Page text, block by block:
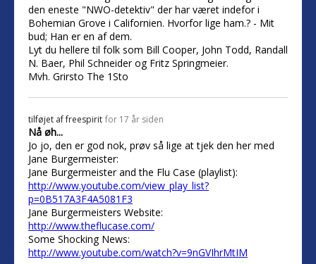
den eneste "NWO-detektiv" der har været indefor i
Bohemian Grove i Californien. Hvorfor lige ham.? - Mit
bud; Han er en af dem.
Lyt du hellere til folk som Bill Cooper, John Todd, Randall
N. Baer, Phil Schneider og Fritz Springmeier.
Mvh. Grirsto The 1Sto
tilføjet affreespirit for 17 år siden
Nå øh...
Jo jo, den er god nok, prøv så lige at tjek den her med
Jane Burgermeister:
Jane Burgermeister and the Flu Case (playlist):
http://www.youtube.com/view_play_list?
p=0B517A3F4A5081F3
Jane Burgermeisters Website:
http://www.theflucase.com/
Some Shocking News:
http://www.youtube.com/watch?v=9nGVIhrMtIM